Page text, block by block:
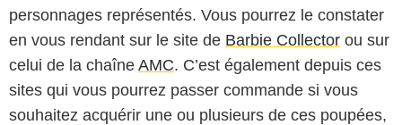
personnages représentés. Vous pourrez le constater
en vous rendant sur le site de Barbie Collector ou sur
celui de la chaîne AMC. C’est également depuis ces
sites qui vous pourrez passer commande si vous
souhaitez acquérir une ou plusieurs de ces poupées,